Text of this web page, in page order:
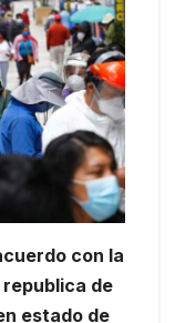
con la
de
estado de